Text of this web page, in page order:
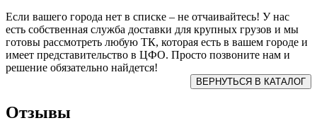
Если вашего города нет в списке – не отчаивайтесь! У нас
есть собственная служба доставки для крупных грузов и мы
готовы рассмотреть любую ТК, которая есть в вашем городе и
имеет представительство в ЦФО. Просто позвоните нам и
решение обязательно найдется!
Отзывы